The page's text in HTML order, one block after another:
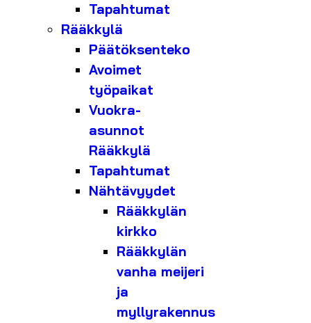
Tapahtumat
Rääkkylä
Päätöksenteko
Avoimet
työpaikat
Vuokra-
asunnot
Rääkkylä
Tapahtumat
Nähtävyydet
Rääkkylän
kirkko
Rääkkylän
vanha meijeri
ja
myllyrakennus